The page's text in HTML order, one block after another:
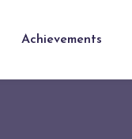
Achievements